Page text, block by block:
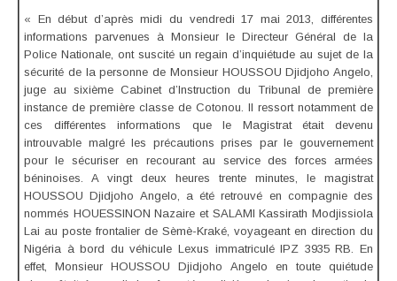
« En début d’après midi du vendredi 17 mai 2013, différentes
informations parvenues à Monsieur le Directeur Général de la
Police Nationale, ont suscité un regain d’inquiétude au sujet de la
sécurité de la personne de Monsieur HOUSSOU Djidjoho Angelo,
juge au sixième Cabinet d’Instruction du Tribunal de première
instance de première classe de Cotonou. Il ressort notamment de
ces différentes informations que le Magistrat était devenu
introuvable malgré les précautions prises par le gouvernement
pour le sécuriser en recourant au service des forces armées
béninoises. A vingt deux heures trente minutes, le magistrat
HOUSSOU Djidjoho Angelo, a été retrouvé en compagnie des
nommés HOUESSINON Nazaire et SALAMI Kassirath Modjissiola
Lai au poste frontalier de Sèmè-Kraké, voyageant en direction du
Nigéria à bord du véhicule Lexus immatriculé IPZ 3935 RB. En
effet, Monsieur HOUSSOU Djidjoho Angelo en toute quiétude